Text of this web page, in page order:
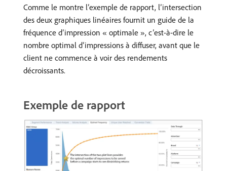
Comme le montre l’exemple de rapport, l’intersection
des deux graphiques linéaires fournit un guide de la
fréquence d’impression « optimale », c’est-à-dire le
nombre optimal d’impressions à diffuser, avant que le
client ne commence à voir des rendements
décroissants.
Exemple de rapport